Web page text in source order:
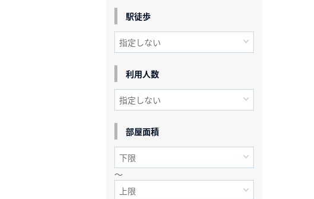
駅徒歩
利用人数
部屋面積
～